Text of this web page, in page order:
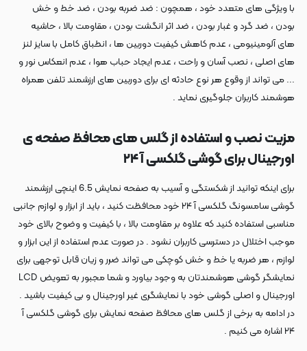
با ویژگی های متعدد خود ، همچون : ضد ضربه بودن ، ضد خط و خش
بودن ، ضد گرد و غبار بودن ، ضد اثر انگشت بودن ، مقاومت بالا ، حاشیه
های آلومینیومی ، عدم کاهش کیفیت دوربین ها ، انطباق کامل با سایز لنز
های اصلی ، نصب آسان و راحت ، عدم ایجاد حباب هوا ، عدم انعکاس نور و
... می تواند از وقوع هر نوع حادثه ای برای دوربین های ارزشمند تلفن همراه
هوشمند کاربران جلوگیری نماید .
مزیت نصب و استفاده از گلس های محافظ صفحه ی
اورجینال برای گوشی گلکسی آ ۲۴
برای اینکه توانید از شکستگی و آسیب به صفحه نمایش 6.5 اینچی ارزشمند
گوشی سامسونگ گلکسی آ ۲۴ خود محافظت کنید ، باید از ابزار و لوازم جانبی
مناسبی استفاده کنید که علاوه بر مقاومت بالا ، با کیفیت و وضوح بالای خود
موجب اختلال در دسترسی کاربران نشود . در صورت عدم استفاده از این ابزار و
لوازم ، هر ضربه یا خط و خش کوچکی می تواند ضرر و زیان قابل توجهی برای
نمایشگر گوشی هوشمندتان به وجود بیاورد و شما مجبور به تعویض LCD
اورجینال و اصلی گوشی خود با نمایشگری غیر اورجینال و بی کیفیت باشید .
در ادامه به برخی از گلس های محافظ صفحه نمایش برای گوشی گلکسی آ
۲۴ اشاره می کنیم .